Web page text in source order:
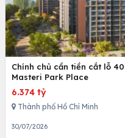
Chính chủ cần tiền cắt lỗ
Masteri Park Place
6.374 tỷ
Thành phố Hồ Chí Minh
30/07/2026